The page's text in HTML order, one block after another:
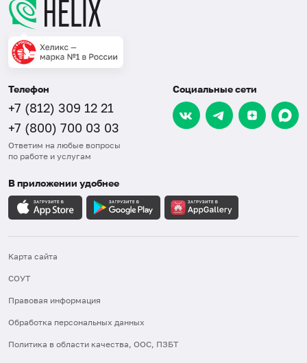
Телефон
+7 (812) 309 12 21
+7 (800) 700 03 03
Ответим на любые вопросы
по работе и услугам
Социальные сети
В приложении удобнее
Карта сайта
СОУТ
Правовая информация
Обработка персональных данных
Политика в области качества, ООС, ПЗБТ